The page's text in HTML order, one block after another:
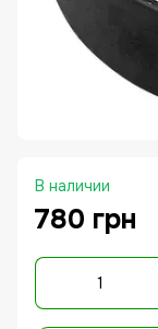
В наличии
780 грн